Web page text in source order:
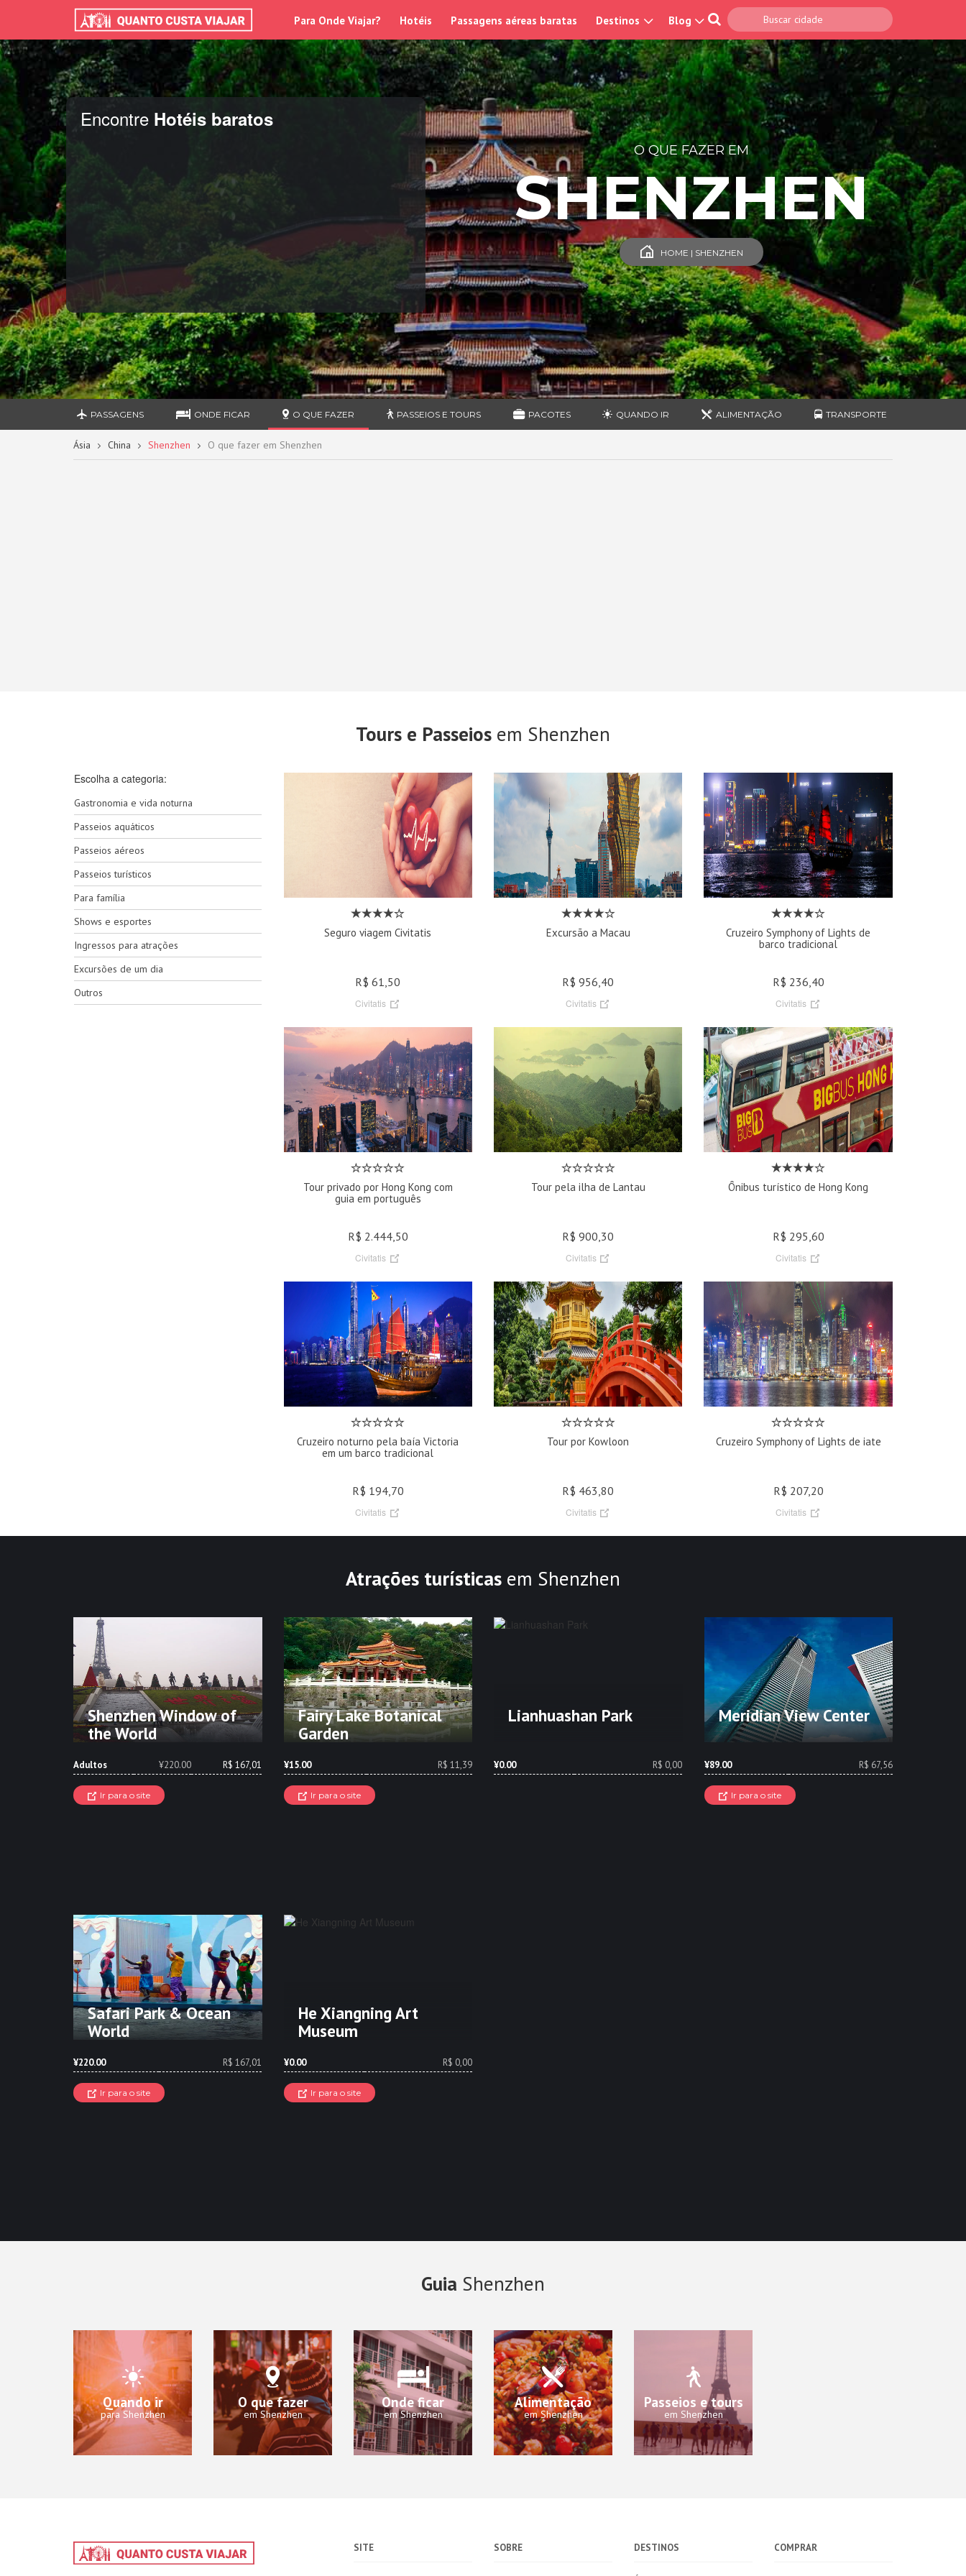
Para Onde Viajar? Hotéis Passagens aéreas baratas Destinos Blog
Encontre Hotéis baratos
O QUE FAZER EM
SHENZHEN
HOME | SHENZHEN
PASSAGENS ONDE FICAR O QUE FAZER PASSEIOS E TOURS PACOTES QUANDO IR ALIMENTAÇÃO TRANSPORTE
Ásia China Shenzhen O que fazer em Shenzhen
Tours e Passeios em Shenzhen
Escolha a categoria:
Gastronomia e vida noturna
Passeios aquáticos
Passeios aéreos
Passeios turísticos
Para família
Shows e esportes
Ingressos para atrações
Excursões de um dia
Outros
Seguro viagem Civitatis
R$ 61,50
Civitatis
Excursão a Macau
R$ 956,40
Civitatis
Cruzeiro Symphony of Lights de
barco tradicional
R$ 236,40
Civitatis
Tour privado por Hong Kong com
guia em português
R$ 2.444,50
Civitatis
Tour pela ilha de Lantau
R$ 900,30
Civitatis
Ônibus turístico de Hong Kong
R$ 295,60
Civitatis
Cruzeiro noturno pela baía Victoria
em um barco tradicional
R$ 194,70
Civitatis
Tour por Kowloon
R$ 463,80
Civitatis
Cruzeiro Symphony of Lights de iate
R$ 207,20
Civitatis
Atrações turísticas em Shenzhen
Shenzhen Window of
the World
Adultos ¥220.00 R$ 167,01
Ir para o site
Fairy Lake Botanical
Garden
¥15.00 R$ 11,39
Ir para o site
Lianhuashan Park
¥0.00 R$ 0,00
Meridian View Center
¥89.00 R$ 67,56
Ir para o site
Safari Park & Ocean
World
¥220.00 R$ 167,01
Ir para o site
He Xiangning Art
Museum
¥0.00 R$ 0,00
Ir para o site
Guia Shenzhen
Quando ir
para Shenzhen
O que fazer
em Shenzhen
Onde ficar
em Shenzhen
Alimentação
em Shenzhen
Passeios e tours
em Shenzhen
SITE SOBRE DESTINOS COMPRAR